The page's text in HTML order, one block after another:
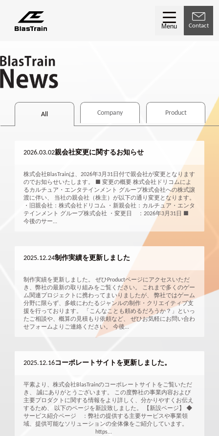
Menu Contact
All Company Product
2026.03.02親会社変更に関するお知らせ
株式会社BlasTrainは、2026年3月31日付で親会社が変更となります
のでお知らせいたします。 ■ 変更の概要 株式会社ドリコムによ
るカルチュア・エンタテインメント グループ株式会社への株式譲
渡に伴い、 当社の親会社（株主）が以下の通り変更となります。
・旧親会社：株式会社ドリコム ・新親会社：カルチュア・エンタ
テインメント グループ株式会社 ・変更日 ：2026年3月31日 ■
今後のサー...
2025.12.24制作実績を更新しました
制作実績を更新しました。 ぜひProductページにアクセスいただ
き、弊社の最新の取り組みをご覧ください。 これまで多くのゲー
ム関連プロジェクトに携わってまいりましたが、 弊社ではゲーム
分野に限らず、多岐にわたるジャンルの制作・クリエイティブ支
援を行っております。 「こんなことも頼めるだろうか？」といっ
たご相談や、概算の見積もり依頼など、 ぜひお気軽にお問い合わ
せフォームよりご連絡ください。 今後...
2025.12.16コーポレートサイトを更新しました。
平素より、株式会社BlasTrainのコーポレートサイトをご覧いただ
き、 誠にありがとうございます。 この度弊社の事業内容および
主要プロダクトに関する情報をより詳しく、分かりやすくお伝え
するため、 以下のページを新設致しました。 【新設ページ】 ◆
サービス紹介ページ ：弊社の提供する主要サービスや事業領
域、提供可能なソリューションの全体像をご紹介しています。
https...